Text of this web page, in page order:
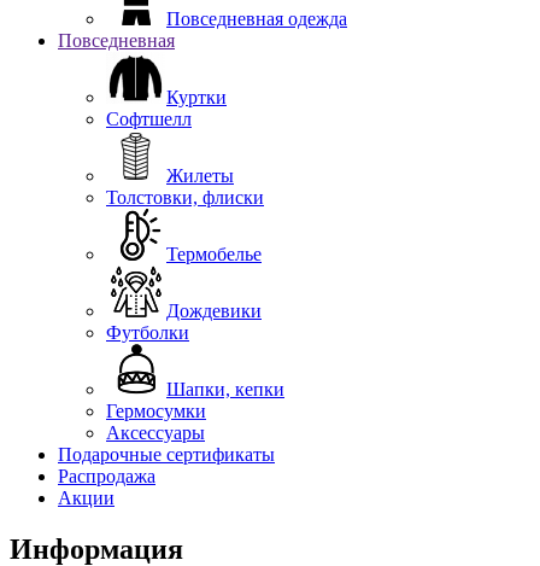
Повседневная одежда
Повседневная
Куртки
Софтшелл
Жилеты
Толстовки, флиски
Термобелье
Дождевики
Футболки
Шапки, кепки
Гермосумки
Аксессуары
Подарочные сертификаты
Распродажа
Акции
Информация